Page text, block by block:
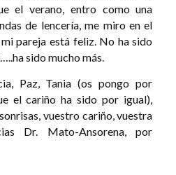
el verano, entro como una
de lencería, me miro en el
pareja está feliz. No ha sido
sido mucho más.
Paz, Tania (os pongo por
el cariño ha sido por igual),
vuestro cariño, vuestra
Dr. Mato-Ansorena, por